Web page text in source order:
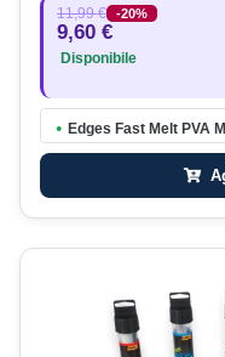
11,99 € -20%
9,60 €
Disponibile
● Edges Fast Melt PVA